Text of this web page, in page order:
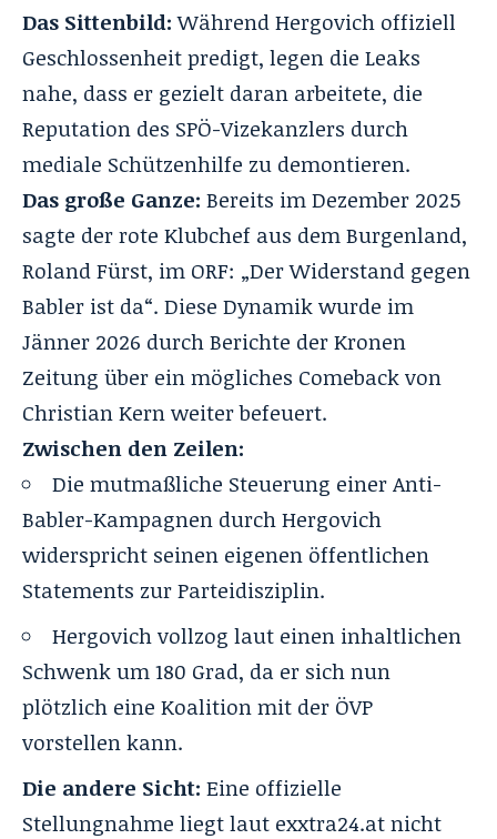
Das Sittenbild:Während Hergovich offiziell
Geschlossenheit predigt, legen die Leaks
nahe, dass er gezielt daran arbeitete, die
Reputation des SPÖ-Vizekanzlers durch
mediale Schützenhilfe zu demontieren.
Das große Ganze: Bereits im Dezember 2025
sagte der rote Klubchef aus dem Burgenland,
Roland Fürst, im ORF: „Der Widerstand gegen
Babler ist da“. Diese Dynamik wurde im
Jänner 2026 durch Berichte der Kronen
Zeitung über ein mögliches Comeback von
Christian Kern weiter befeuert.
Zwischen den Zeilen:
Die mutmaßliche Steuerung einer Anti-
Babler-Kampagnen durch Hergovich
widerspricht seinen eigenen öffentlichen
Statements zur Parteidisziplin.
Hergovich vollzog laut einen inhaltlichen
Schwenk um 180 Grad, da er sich nun
plötzlich eine Koalition mit der ÖVP
vorstellen kann.
Die andere Sicht: Eine offizielle
Stellungnahme liegt laut exxtra24.at nicht